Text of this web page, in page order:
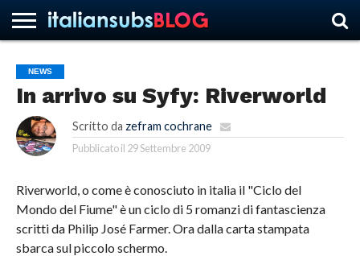
HOME
NEWS
ASCOLTI
RECENSIONI
INTERVISTE
CURIOSITÀ
CHI
SIAMO
CONTATTACI
FORUM
ITALIANSUBS
NEWS
In arrivo su Syfy: Riverworld
Scritto da zefram cochrane
Pubblicato il 29 Settembre 2009
Riverworld, o come è conosciuto in italia il "Ciclo del
Mondo del Fiume" è un ciclo di 5 romanzi di fantascienza
scritti da Philip José Farmer. Ora dalla carta stampata
sbarca sul piccolo schermo.